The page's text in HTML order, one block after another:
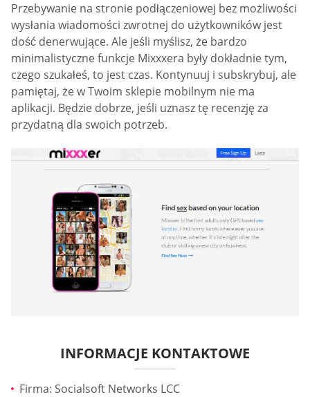
Przebywanie na stronie podłączeniowej bez możliwości
wysłania wiadomości zwrotnej do użytkowników jest
dość denerwujące. Ale jeśli myślisz, że bardzo
minimalistyczne funkcje Mixxxera były dokładnie tym,
czego szukałeś, to jest czas. Kontynuuj i subskrybuj, ale
pamiętaj, że w Twoim sklepie mobilnym nie ma
aplikacji. Będzie dobrze, jeśli uznasz tę recenzję za
przydatną dla swoich potrzeb.
INFORMACJE KONTAKTOWE
Firma: Socialsoft Networks LCC